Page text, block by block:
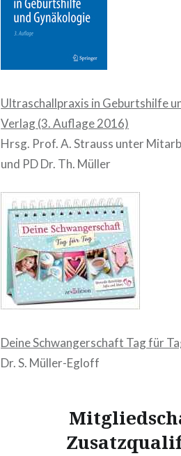
Ultraschallpraxis in Geburtshilfe
Verlag (3. Auflage 2016)
Hrsg. Prof. A. Strauss unter
und PD Dr. Th. Müller
Deine Schwangerschaft Tag für
Dr. S. Müller-Egloff